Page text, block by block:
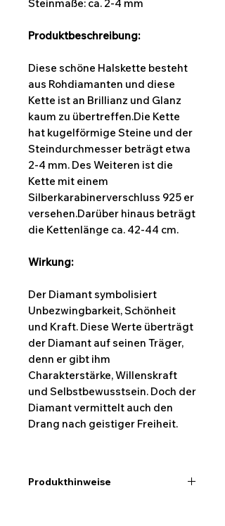
Steinmaße: ca. 2-4 mm
Produktbeschreibung:
Diese schöne Halskette besteht
aus Rohdiamanten und diese
Kette ist an Brillianz und Glanz
kaum zu übertreffen.Die Kette
hat kugelförmige Steine und der
Steindurchmesser beträgt etwa
2-4 mm. Des Weiteren ist die
Kette mit einem
Silberkarabinerverschluss 925 er
versehen.Darüber hinaus beträgt
die Kettenlänge ca. 42-44 cm.
Wirkung:
Der Diamant symbolisiert
Unbezwingbarkeit, Schönheit
und Kraft. Diese Werte überträgt
der Diamant auf seinen Träger,
denn er gibt ihm
Charakterstärke, Willenskraft
und Selbstbewusstsein. Doch der
Diamant vermittelt auch den
Drang nach geistiger Freiheit.
Produkthinweise